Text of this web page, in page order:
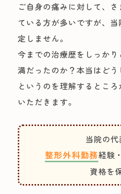
ご自身の痛みに対して、
ている方が多いですが、
定しません。
今までの治療歴をしっか
満だったのか？本当はど
というのを理解するとこ
いただきます。
当院の代
整形外科勤務経験・
資格を